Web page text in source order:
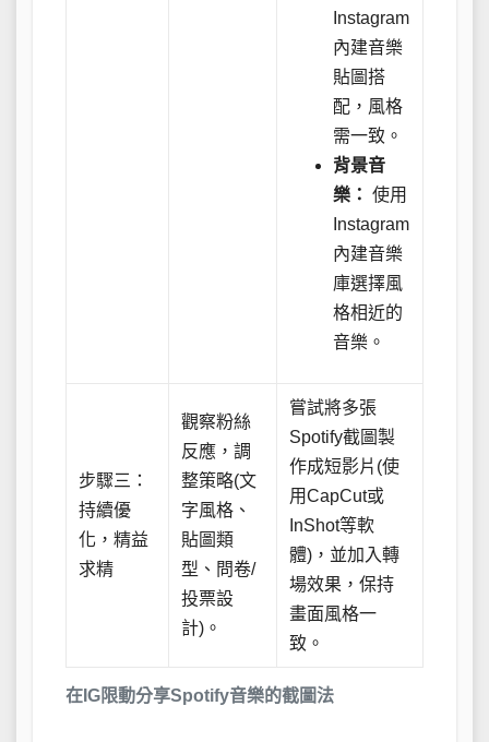
在IG限動分享Spotify音樂的截圖法
Instagram
內建音樂
貼圖搭
配，風格
需一致。
背景音
樂： 使用
Instagram
內建音樂
庫選擇風
格相近的
音樂。
步驟三：
持續優
化，精益
求精
觀察粉絲
反應，調
整策略(文
字風格、
貼圖類
型、問卷/
投票設
計)。
嘗試將多張
Spotify截圖製
作成短影片(使
用CapCut或
InShot等軟
體)，並加入轉
場效果，保持
畫面風格一
致。